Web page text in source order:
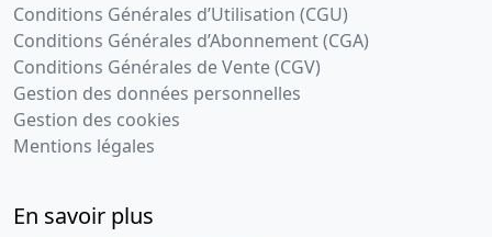
Conditions Générales d’Utilisation (CGU)
Conditions Générales d’Abonnement (CGA)
Conditions Générales de Vente (CGV)
Gestion des données personnelles
Gestion des cookies
Mentions légales
En savoir plus